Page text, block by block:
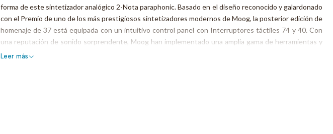
forma de este sintetizador analógico 2-Nota paraphonic. Basado en el diseño reconocido y galardonado
con el Premio de uno de los más prestigiosos sintetizadores modernos de Moog, la posterior edición de
homenaje de 37 está equipada con un intuitivo control panel con Interruptores táctiles 74 y 40. Con
una reputación de sonido sorprendente, Moog han implementado una amplia gama de herramientas y
funciones para crear el sonido que está en su cabeza de escultura de sonido. Manteniendo el encanto
Leer más